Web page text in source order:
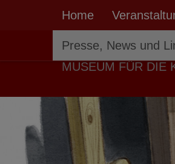
Home
Presse, News und
MUSEUM FÜR DIE